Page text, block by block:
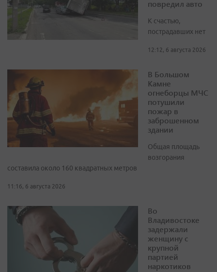
повредил авто
К счастью,
пострадавших нет
12:12, 6 августа 2026
В Большом
Камне
огнеборцы МЧС
потушили
пожар в
заброшенном
здании
Общая площадь
возгорания
составила около 160 квадратных метров
11:16, 6 августа 2026
Во
Владивостоке
задержали
женщину с
крупной
партией
наркотиков